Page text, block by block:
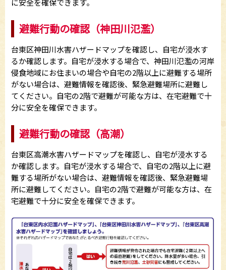
に安全を確保できます。
避難行動の確認（神田川氾濫）
台東区神田川水害ハザードマップを確認し、自宅が浸水す
るか確認します。自宅が浸水する場合で、神田川氾濫の河岸
侵食地域にお住まいの場合や自宅の2階以上に避難する場所
がない場合は、避難情報を確認後、緊急避難場所に避難し
てください。自宅の2階で避難が可能な方は、在宅避難で十
分に安全を確保できます。
避難行動の確認（高潮）
台東区高潮水害ハザードマップを確認し、自宅が浸水する
か確認します。自宅が浸水する場合で、自宅の2階以上に避
難する場所がない場合は、避難情報を確認後、緊急避難場
所に避難してください。自宅の2階で避難が可能な方は、在
宅避難で十分に安全を確保できます。